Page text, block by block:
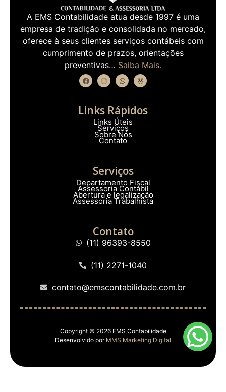
A EMS Contabilidade atua desde 1997 é uma
empresa de tradição e consolidada no mercado,
oferece à seus clientes serviços contábeis com
cumprimento de prazos, orientações
preventivas… Saiba Mais.
Links Rápidos
Links Úteis
Serviços
Sobre Nós
Contato
Serviços
Departamento Fiscal
Assessoria Contábil
Abertura e legalização
Assessoria Trabalhista
Contato
(11) 96393-8550
(11) 2271-1040
contato@emscontabilidade.com.br
Copyright © 2026 EMS Contabilidade
Desenvolvido por MMS Marketing Digital